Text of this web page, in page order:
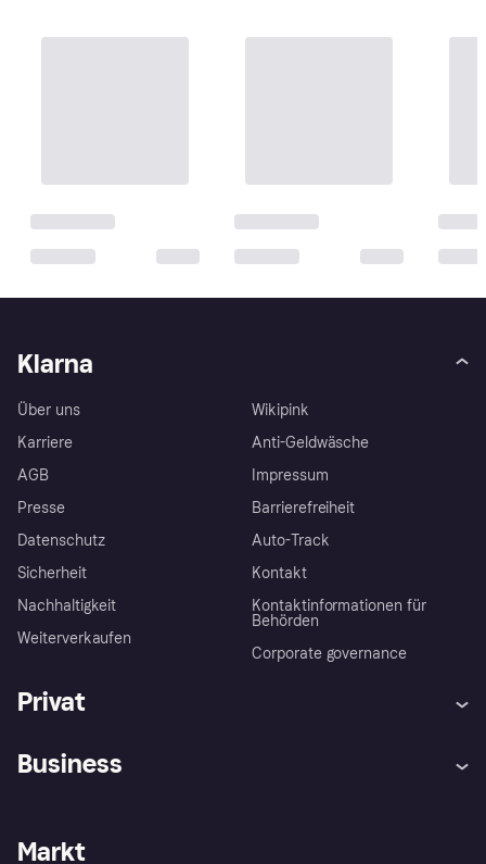
Klarna
Über uns
Karriere
AGB
Presse
Datenschutz
Sicherheit
Nachhaltigkeit
Weiterverkaufen
Wikipink
Anti-Geldwäsche
Impressum
Barrierefreiheit
Auto-Track
Kontakt
Kontaktinformationen für
Behörden
Corporate governance
Privat
Shops entdecken
Business
Händlerportal
Markt